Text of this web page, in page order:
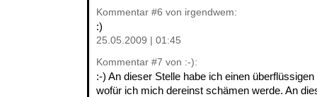
Kommentar #6 von irgendwem:
:)
25.05.2009 | 01:45
Kommentar #7 von :-):
:-) An dieser Stelle habe ich einen
wofür ich mich dereinst schämen werde. An